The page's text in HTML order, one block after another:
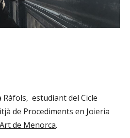
estudiant del Cicle
de Procediments en Joieria
de Menorca.